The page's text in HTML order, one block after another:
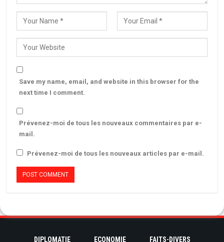
Save my name, email, and website in this browser for the
next time I comment.
Prévenez-moi de tous les nouveaux commentaires par e-
mail.
Prévenez-moi de tous les nouveaux articles par e-mail.
DIPLOMATIE ECONOMIE FAITS-DIVERS